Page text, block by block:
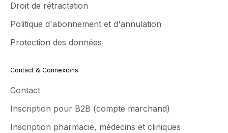
Droit de rétractation
Politique d'abonnement et d'annulation
Protection des données
Contact & Connexions
Contact
Inscription pour B2B (compte marchand)
Inscription pharmacie, médecins et cliniques